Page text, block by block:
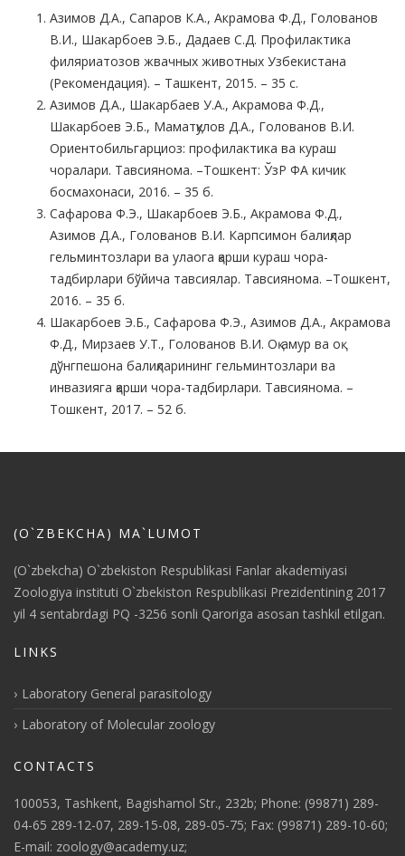
Азимов Д.А., Сапаров К.А., Акрамова Ф.Д., Голованов
В.И., Шакарбоев Э.Б., Дадаев С.Д. Профилактика
филяриатозов жвачных животных Узбекистана
(Рекомендация). – Ташкент, 2015. – 35 с.
Азимов Д.А., Шакарбаев У.А., Акрамова Ф.Д.,
Шакарбоев Э.Б., Маматқулов Д.А., Голованов В.И.
Ориентобильгарциоз: профилактика ва кураш
чоралари. Тавсиянома. –Тошкент: ЎзР ФА кичик
босмахонаси, 2016. – 35 б.
Сафарова Ф.Э., Шакарбоев Э.Б., Акрамова Ф.Д.,
Азимов Д.А., Голованов В.И. Карпсимон балиқлар
гельминтозлари ва улаога қарши кураш чора-
тадбирлари бўйича тавсиялар. Тавсиянома. –Тошкент,
2016. – 35 б.
Шакарбоев Э.Б., Сафарова Ф.Э., Азимов Д.А., Акрамова
Ф.Д., Мирзаев У.Т., Голованов В.И. Оқ амур ва оқ
дўнгпешона балиқларининг гельминтозлари ва
инвазияга қарши чора-тадбирлари. Тавсиянома. –
Тошкент, 2017. – 52 б.
(O`ZBEKCHA) MA`LUMOT
(O`zbekcha) O`zbekiston Respublikasi Fanlar akademiyasi
Zoologiya instituti O`zbekiston Respublikasi Prezidentining 2017
yil 4 sentabrdagi PQ -3256 sonli Qaroriga asosan tashkil etilgan.
LINKS
Laboratory General parasitology
Laboratory of Molecular zoology
CONTACTS
100053, Tashkent, Bagishamol Str., 232b; Phone: (99871) 289-
04-65 289-12-07, 289-15-08, 289-05-75; Fax: (99871) 289-10-60;
E-mail: zoology@academy.uz;